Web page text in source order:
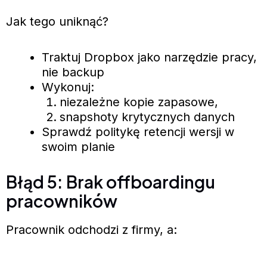
Jak tego uniknąć?
Traktuj Dropbox jako narzędzie pracy,
nie backup
Wykonuj:
niezależne kopie zapasowe,
snapshoty krytycznych danych
Sprawdź politykę retencji wersji w
swoim planie
Błąd 5: Brak offboardingu
pracowników
Pracownik odchodzi z firmy, a: